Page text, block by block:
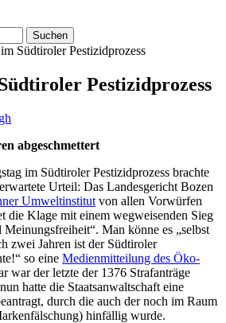
Südtiroler Pestizidprozess
Pestizidprozess
Autor
gh
abgeschmettert
im Südtiroler Pestizidprozess brachte
Urteil: Das Landesgericht Bozen
Umweltinstitut von allen Vorwürfen
die Klage mit einem wegweisenden Sieg
Man könne es „selbst
zwei Jahren ist der Südtiroler
so eine Medienmitteilung des Öko-
war der letzte der 1376 Strafanträge
hatte die Staatsanwaltschaft eine
durch die auch der noch im Raum
hinfällig wurde.